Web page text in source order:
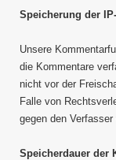
Speicherung der
Unsere
die Kommentare
nicht vor der
Falle von
gegen den
Speicherdauer der